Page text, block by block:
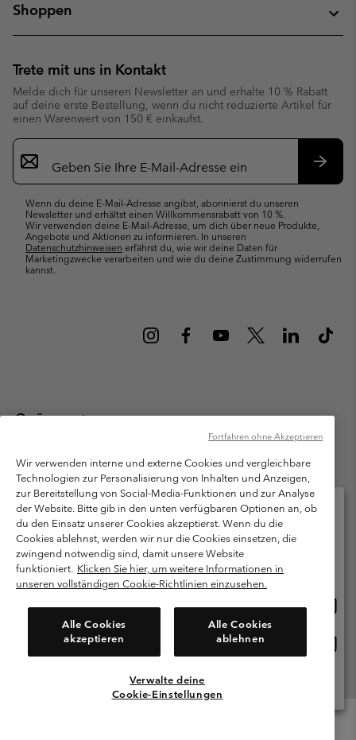
Shoppen
Trete mit uns in Kontakt
Melde dich für unseren Newsletter an und erhalte 10 % Rabatt
auf deine erste Bestellung, wenn du nicht reduzierte Artikel für
einen Warenwert von 150 € einkaufst.
Newsletter-
Anmeldung
Wenn du deine E-Mail-Adresse angibst, abonnierst du unseren
Newsletter und erhältst einen Willkommensrabatt von 10 %.
Wir verwenden deine E-Mail-Adresse, um dich über neue Produkte,
Angebote und Aktionen zu informieren. In unseren
Datenschutzhinweisen erfährst du, wie wir deine Daten für
Marketingzwecke verarbeiten und wie du deine Zustimmung widerrufen
kannst.
Österreich
Columbia Sportswear Austria GmbH. Moosfeldstraße 1, 5101
Bergheim, Salzburg Österreich. Alle Rechte vorbehalten.
Nutzungsbedingungen
Allgemeine Verkaufsbedingungen
Garantie
Datenschutzerklärung
Bestimmungen und Bedingungen des Mitglieder Programms
Nutzungsbedingungen Für Nutzergenerierte Inhalte
Cookies
Kundenservice: Mo- Fr. 9:00 - 13:00 & 14:00- 18:00 Uhr
(+)43720880525
Wir verwenden interne und externe Cookies und vergleichbare
Technologien zur Personalisierung von Inhalten und Anzeigen,
zur Bereitstellung von Social-Media-Funktionen und zur Analyse
der Website. Bitte gib in den unten verfügbaren Optionen an, ob
du den Einsatz unserer Cookies akzeptierst. Wenn du die
Cookies ablehnst, werden wir nur die Cookies einsetzen, die
zwingend notwendig sind, damit unsere Website
funktioniert. Klicken Sie hier, um weitere Informationen in
unseren vollständigen Cookie-Richtlinien einzusehen.
Alle Cookies
akzeptieren
Alle Cookies
ablehnen
Verwalte deine
Cookie-Einstellungen
Fortfahren ohne Akzeptieren
Bitte wählen Sie Ihr Lieferland und Ihre Sprache
Online-Einkauf verfügbar
Österreich
Alle Länder Anzeigen